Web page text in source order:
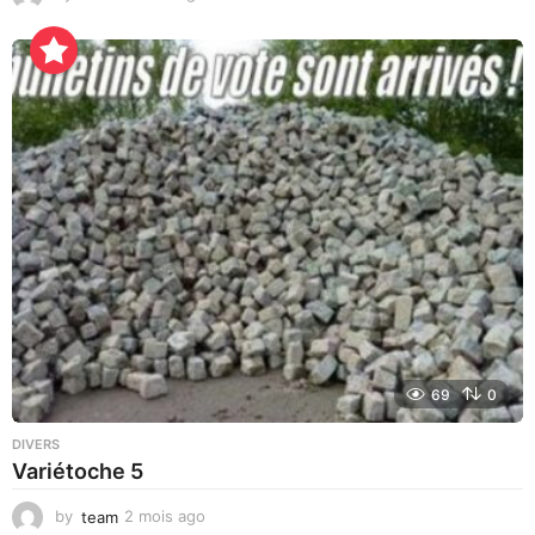
u
r
s
a
g
o
69 0
DIVERS
Variétoche 5
by team 2 mois ago